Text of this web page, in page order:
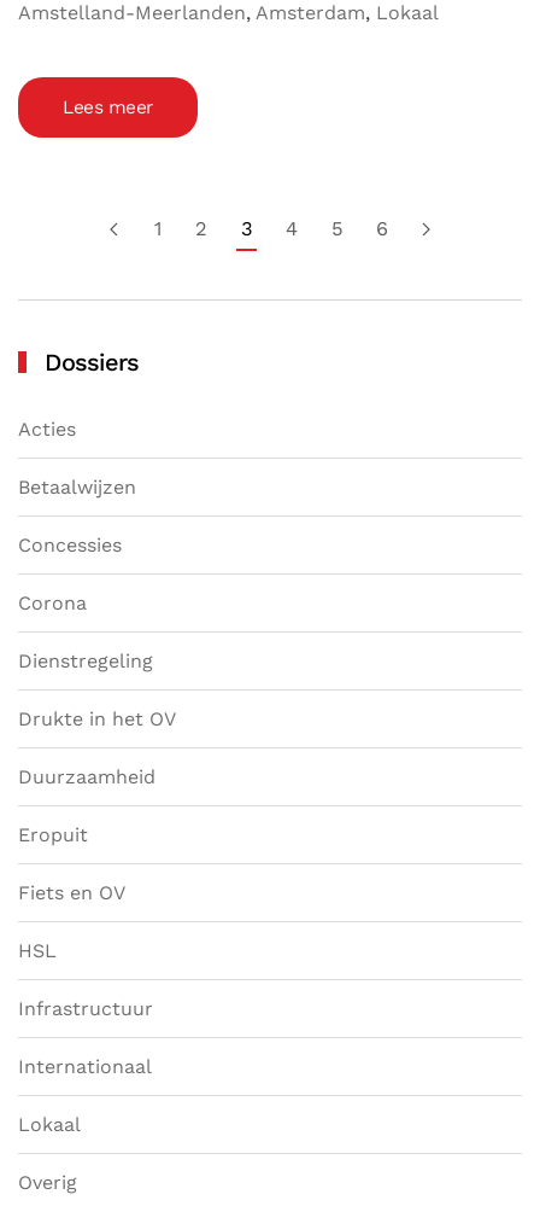
Amstelland-Meerlanden, Amsterdam, Lokaal
Lees meer
1 2 3 4 5 6
Dossiers
Acties
Betaalwijzen
Concessies
Corona
Dienstregeling
Drukte in het OV
Duurzaamheid
Eropuit
Fiets en OV
HSL
Infrastructuur
Internationaal
Lokaal
Overig